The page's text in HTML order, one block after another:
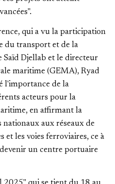
qui a vu la participation
du transport et de la
Saïd Djellab et le directeur
maritime (GEMA), Ryad
l'importance de la
acteurs pour la
en affirmant la
nationaux aux réseaux de
et les voies ferroviaires, ce à
un centre portuaire